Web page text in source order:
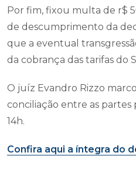
Por fim, fixou multa de r$
de descumprimento da
que a eventual
da cobrança das tarifas do
O juíz Evandro Rizzo
conciliação entre as partes
14h.
Confira aqui a íntegra do